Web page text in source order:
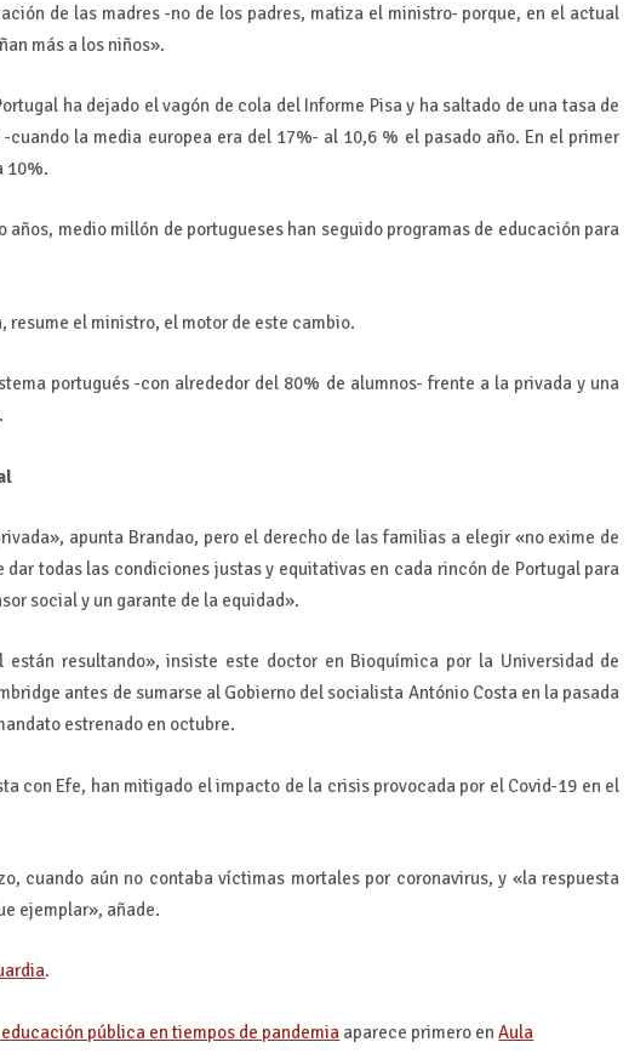
de las madres -no de los padres, matiza el ministro- porque, en el actual
más a los niños».
ha dejado el vagón de cola del Informe Pisa y ha saltado de una tasa de
cuando la media europea era del 17%- al 10,6 % el pasado año. En el primer
10%.
años, medio millón de portugueses han seguido programas de educación para
resume el ministro, el motor de este cambio.
portugués -con alrededor del 80% de alumnos- frente a la privada y una
apunta Brandao, pero el derecho de las familias a elegir «no exime de
dar todas las condiciones justas y equitativas en cada rincón de Portugal para
social y un garante de la equidad».
están resultando», insiste este doctor en Bioquímica por la Universidad de
antes de sumarse al Gobierno del socialista António Costa en la pasada
estrenado en octubre.
con Efe, han mitigado el impacto de la crisis provocada por el Covid-19 en el
cuando aún no contaba víctimas mortales por coronavirus, y «la respuesta
ejemplar», añade.
.
pública en tiempos de pandemia aparece primero enAula